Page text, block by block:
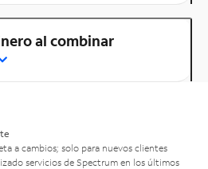
al combinar
a cambios; solo para nuevos clientes
servicios de Spectrum en los últimos